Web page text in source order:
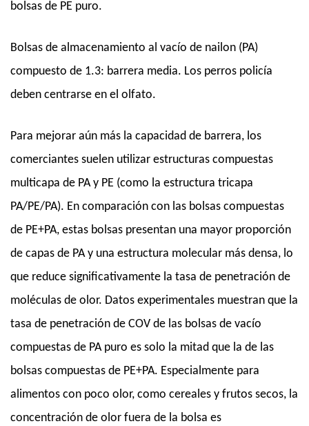
bolsas de PE puro.
Bolsas de almacenamiento al vacío de nailon (PA)
compuesto de 1.3: barrera media. Los perros policía
deben centrarse en el olfato.
Para mejorar aún más la capacidad de barrera, los
comerciantes suelen utilizar estructuras compuestas
multicapa de PA y PE (como la estructura tricapa
PA/PE/PA). En comparación con las bolsas compuestas
de PE+PA, estas bolsas presentan una mayor proporción
de capas de PA y una estructura molecular más densa, lo
que reduce significativamente la tasa de penetración de
moléculas de olor. Datos experimentales muestran que la
tasa de penetración de COV de las bolsas de vacío
compuestas de PA puro es solo la mitad que la de las
bolsas compuestas de PE+PA. Especialmente para
alimentos con poco olor, como cereales y frutos secos, la
concentración de olor fuera de la bolsa es